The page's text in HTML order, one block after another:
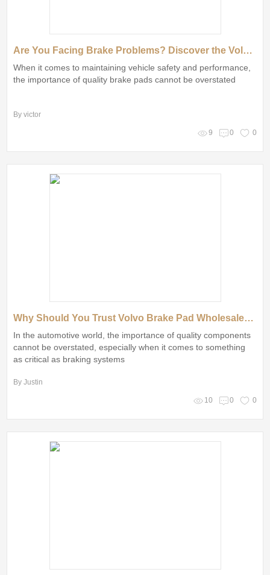
Are You Facing Brake Problems? Discover the Volvo Brake Pad Solution!
When it comes to maintaining vehicle safety and performance,
the importance of quality brake pads cannot be overstated
By victor
9 0 0
Why Should You Trust Volvo Brake Pad Wholesalers?
In the automotive world, the importance of quality components
cannot be overstated, especially when it comes to something
as critical as braking systems
By Justin
10 0 0